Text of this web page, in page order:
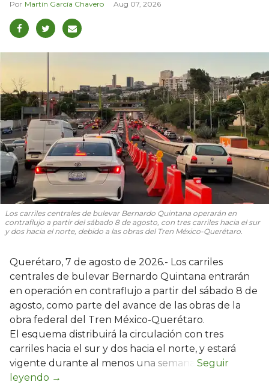
Martín García Chavero Aug 07, 2026
Los carriles centrales de bulevar Bernardo Quintana operarán en
contraflujo a partir del sábado 8 de agosto, con tres carriles hacia el sur
y dos hacia el norte, debido a las obras del Tren México-Querétaro.
Querétaro, 7 de agosto de 2026.- Los carriles
centrales de bulevar Bernardo Quintana entrarán
en operación en contraflujo a partir del sábado 8 de
agosto, como parte del avance de las obras de la
obra federal del Tren México-Querétaro.
El esquema distribuirá la circulación con tres
carriles hacia el sur y dos hacia el norte, y estará
vigente durante al menos una semana.